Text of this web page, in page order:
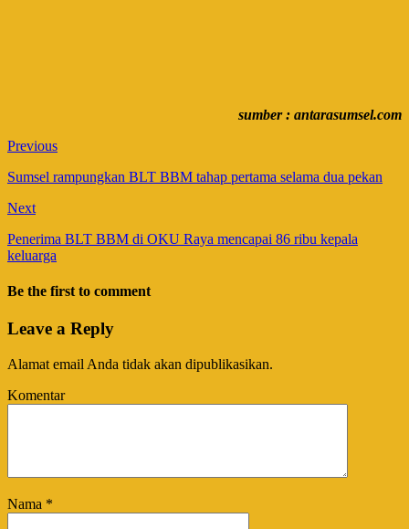
sumber : antarasumsel.com
Previous
Sumsel rampungkan BLT BBM tahap pertama selama dua pekan
Next
Penerima BLT BBM di OKU Raya mencapai 86 ribu kepala
keluarga
Be the first to comment
Leave a Reply
Alamat email Anda tidak akan dipublikasikan.
Komentar
Nama *